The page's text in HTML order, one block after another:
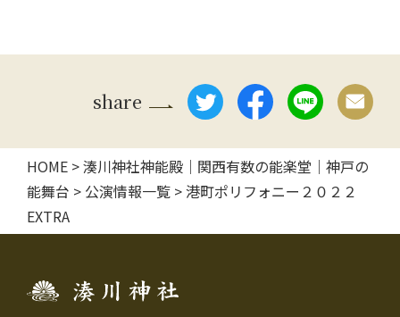
ナ
ゲ
ー
シ
ン
share
HOME >湊川神社神能殿｜関西有数の能楽堂｜神戸の
能舞台 > 公演情報一覧 >港町ポリフォニー２０２２
EXTRA